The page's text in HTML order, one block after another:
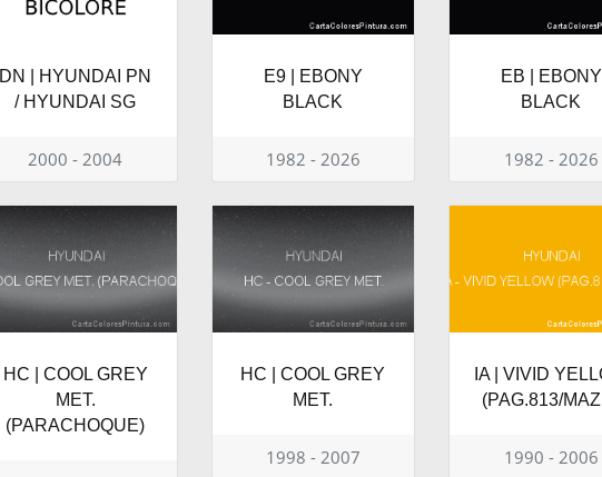
DN | HYUNDAI PN
/ HYUNDAI SG
2000 - 2004
E9 | EBONY
BLACK
1982 - 2026
EB | EBONY
BLACK
1982 - 2026
HC | COOL GREY
MET.
(PARACHOQUE)
HC | COOL GREY
MET.
1998 - 2007
IA | VIVID
(PAG.813/
1990 - 2006